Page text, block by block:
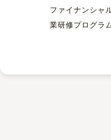
ファイナンシャ
業研修プログラ